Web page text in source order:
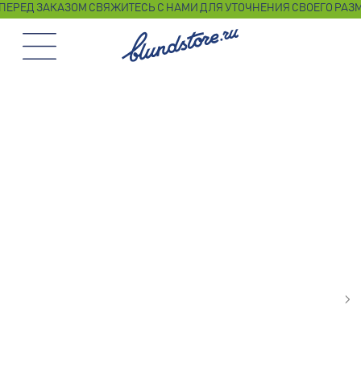
ЗАКАЗОМ СВЯЖИТЕСЬ С НАМИ ДЛЯ УТОЧНЕНИЯ СВОЕГО РАЗМЕРА ЛЮБЫМ УДОБНЫМ